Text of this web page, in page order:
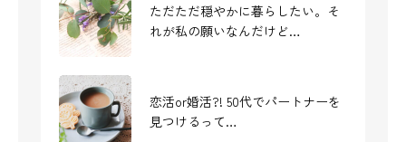
ただただ穏やかに暮らしたい。そ
れが私の願いなんだけど…
恋活or婚活?! 50代でパートナーを
見つけるって…
50代、スキルなし、キャリアな
し、独身女の挑戦
特別感を味わえる、ワンランク上
のお取り寄せグルメ